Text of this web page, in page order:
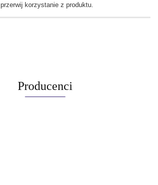
korzystanie z produktu.
Producenci